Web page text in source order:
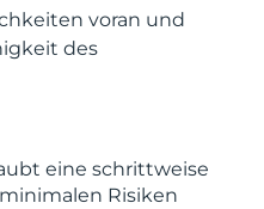
voran und
des
eine schrittweise
Risiken